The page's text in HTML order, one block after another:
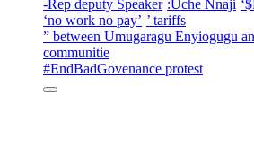
-Rep deputy Speaker :Uche Nnaji
‘no work no pay’ ’ tariffs
” between Umugaragu Enyiogugu
communitie
#EndBadGovenance protest